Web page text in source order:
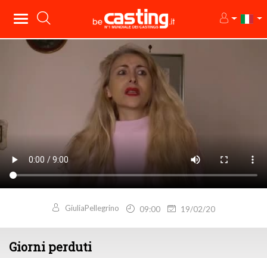
GiuliaPellegrino 09:00 19/02/20
Giorni perduti